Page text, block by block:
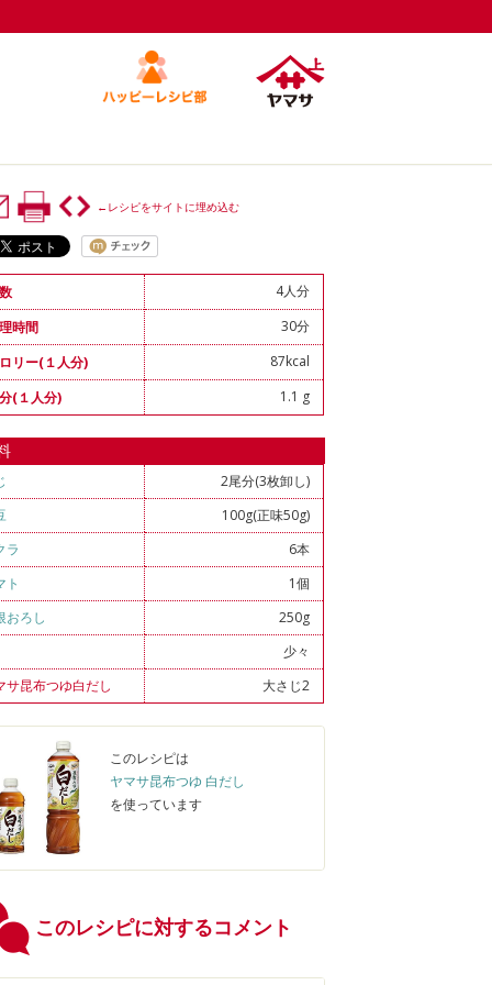
←レシピをサイトに埋め込む
4人分
時間
30分
リー(１人分)
87kcal
(１人分)
1.1 g
2尾分(3枚卸し)
100g(正味50g)
ラ
6本
ト
1個
おろし
250g
少々
サ昆布つゆ白だし
大さじ2
このレシピは
ヤマサ昆布つゆ 白だし
を使っています
このレシピに対するコメント